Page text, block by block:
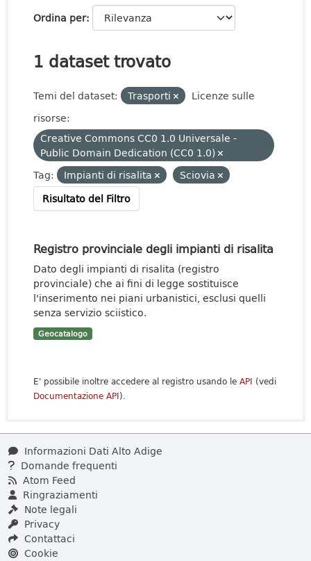
Ordina per
1 dataset trovato
Temi del dataset: Trasporti
Licenze sulle
risorse:
Creative Commons CC0 1.0 Universale -
Public Domain Dedication (CC0 1.0)
Tag:
Impianti di risalita
Sciovia
Risultato del Filtro
Registro provinciale degli impianti di risalita
Dato degli impianti di risalita (registro
provinciale) che ai fini di legge sostituisce
l'inserimento nei piani urbanistici, esclusi quelli
senza servizio sciistico.
Geocatalogo
E' possibile inoltre accedere al registro usando le API (vedi
Documentazione API).
Informazioni Dati Alto Adige
Domande frequenti
Atom Feed
Ringraziamenti
Note legali
Privacy
Contattaci
Cookie